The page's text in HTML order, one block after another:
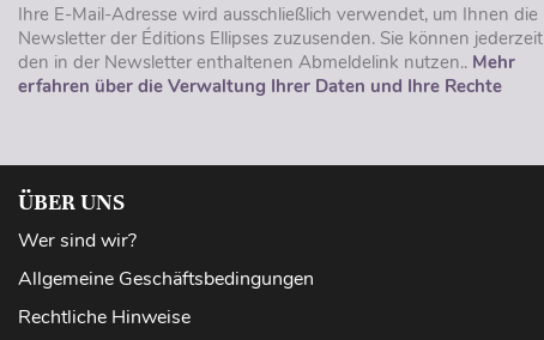
Ihre E-Mail-Adresse wird ausschließlich verwendet, um Ihnen die
Newsletter der Éditions Ellipses zuzusenden. Sie können jederzeit
den in der Newsletter enthaltenen Abmeldelink nutzen.. Mehr
erfahren über die Verwaltung Ihrer Daten und Ihre Rechte
ÜBER UNS
Wer sind wir?
Allgemeine Geschäftsbedingungen
Rechtliche Hinweise